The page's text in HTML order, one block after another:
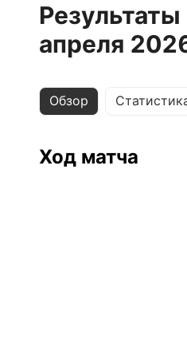
апреля
Обзор
Ход матча